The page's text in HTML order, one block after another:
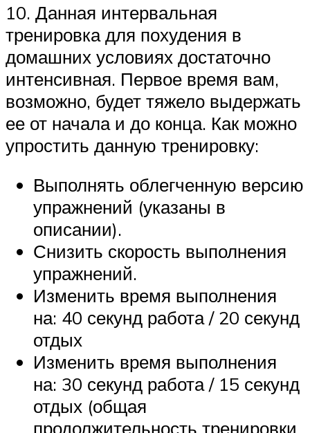
10. Данная интервальная
тренировка для похудения в
домашних условиях достаточно
интенсивная. Первое время вам,
возможно, будет тяжело выдержать
ее от начала и до конца. Как можно
упростить данную тренировку:
Выполнять облегченную версию
упражнений (указаны в
описании).
Снизить скорость выполнения
упражнений.
Изменить время выполнения
на: 40 секунд работа / 20 секунд
отдых
Изменить время выполнения
на: 30 секунд работа / 15 секунд
отдых (общая
продолжительность тренировки